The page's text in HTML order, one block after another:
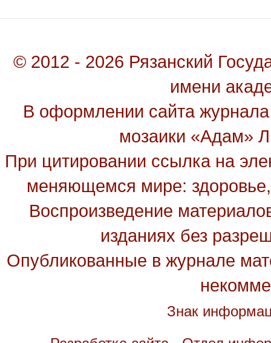
© 2012 - 2026 Рязанский
имени
В оформлении сайта
мозаики «Адам»
При цитировании ссылка на
меняющемся мире: здоровье,
Воспроизведение
изданиях без
Опубликованные в журнале
Знак